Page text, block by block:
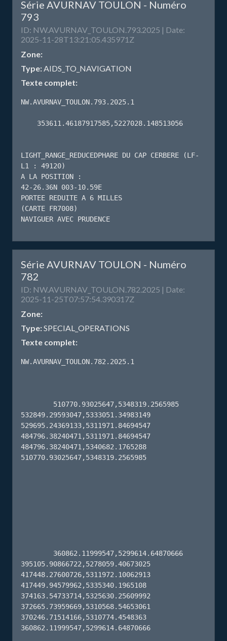
Série AVURNAV TOULON - Numéro
793
ID: NW.AVURNAV_TOULON.793.2025 | Date:
2025-11-28T13:21:05.435971Z
Zone:
Type:AIDS_TO_NAVIGATION
Texte complet:
NW.AVURNAV_TOULON.793.2025.1
LIGHT_RANGE_REDUCEDPHARE DU CAP CERBERE (LF-
L1 : 49120)
A LA POSITION :
42-26.36N 003-10.59E
PORTEE REDUITE A 6 MILLES
(CARTE FR7008)
NAVIGUER AVEC PRUDENCE
Série AVURNAV TOULON - Numéro
782
ID: NW.AVURNAV_TOULON.782.2025 | Date:
2025-11-25T07:57:54.390317Z
Zone:
Type:SPECIAL_OPERATIONS
Texte complet:
NW.AVURNAV_TOULON.782.2025.1
532849.29593047,5333051.34983149
529695.24369133,5311971.84694547
484796.38240471,5311971.84694547
484796.38240471,5340682.1765288
510770.93025647,5348319.2565985
395105.90866722,5278059.40673025
417448.27600726,5311972.10062913
417449.94579962,5335340.1965108
374163.54733714,5325630.25609992
372665.73959669,5310568.54653061
370246.71514166,5310774.4548363
360862.11999547,5299614.64870666